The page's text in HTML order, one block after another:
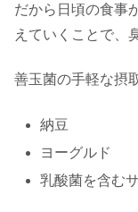
だから日頃の食事
えていくことで、
善玉菌の手軽な摂
納豆
ヨーグルド
乳酸菌を含む